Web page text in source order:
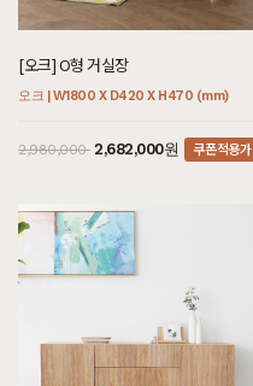
[오크] O형 거실장
오크 | W1800 X D420 X H470 (mm)
2,980,000 2,682,000원 쿠폰적용가